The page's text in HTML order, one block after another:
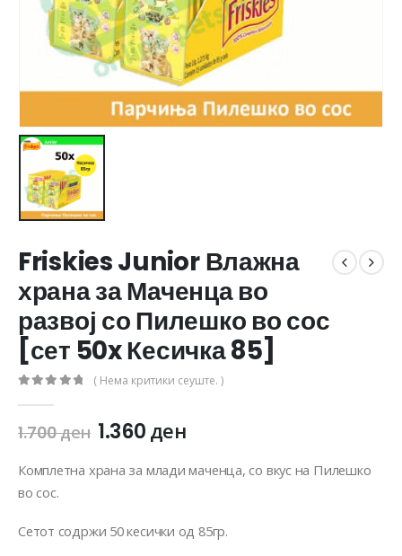
Friskies Junior Влажна
храна за Маченца во
развој со Пилешко во сос
[сет 50x Кесичка 85]
( Нема критики сеуште. )
1.700ден 1.360ден
Комплетна храна за млади маченца, со вкус на Пилешко
во сос.
Сетот содржи 50 кесички од 85гр.